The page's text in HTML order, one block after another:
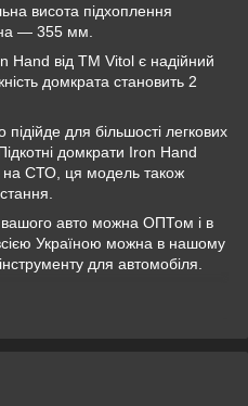
висота підхоплення
— 355 мм.
Hand від ТМ Vitol є надійний
домкрата становить 2
для більшості легкових
домкрати Iron Hand
на СТО, ця модель також
вашого авто можна ОПТом і в
Україною можна в нашому
для автомобіля.